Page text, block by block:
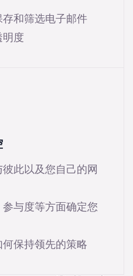
和筛选电子邮件
明度
此以及您自己的网
与度等方面确定您
保持领先的策略